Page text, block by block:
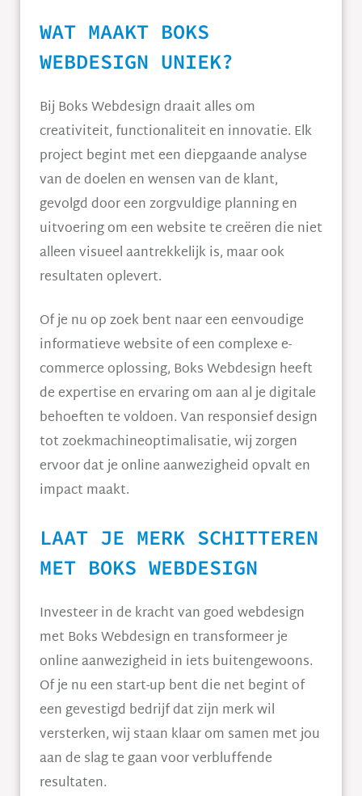
WAT MAAKT BOKS
WEBDESIGN UNIEK?
Bij Boks Webdesign draait alles om
creativiteit, functionaliteit en innovatie. Elk
project begint met een diepgaande analyse
van de doelen en wensen van de klant,
gevolgd door een zorgvuldige planning en
uitvoering om een website te creëren die niet
alleen visueel aantrekkelijk is, maar ook
resultaten oplevert.
Of je nu op zoek bent naar een eenvoudige
informatieve website of een complexe e-
commerce oplossing, Boks Webdesign heeft
de expertise en ervaring om aan al je digitale
behoeften te voldoen. Van responsief design
tot zoekmachineoptimalisatie, wij zorgen
ervoor dat je online aanwezigheid opvalt en
impact maakt.
LAAT JE MERK SCHITTEREN
MET BOKS WEBDESIGN
Investeer in de kracht van goed webdesign
met Boks Webdesign en transformeer je
online aanwezigheid in iets buitengewoons.
Of je nu een start-up bent die net begint of
een gevestigd bedrijf dat zijn merk wil
versterken, wij staan klaar om samen met jou
aan de slag te gaan voor verbluffende
resultaten.